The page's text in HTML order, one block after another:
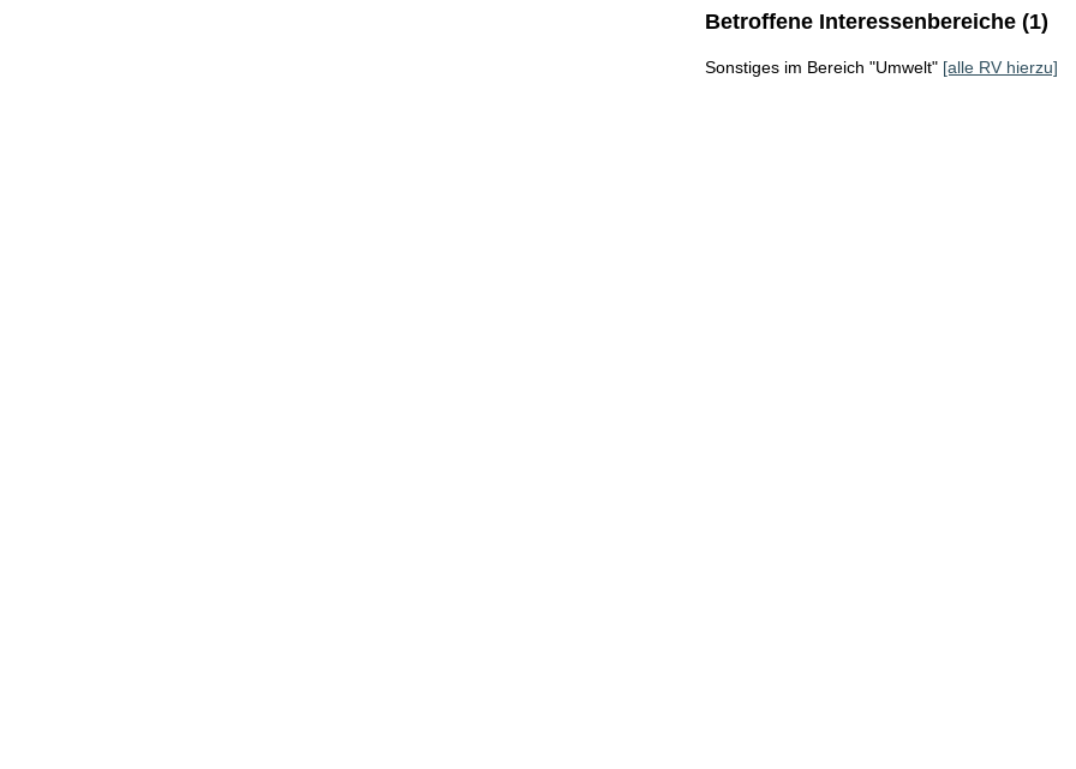
Betroffene Interessenbereiche (1)
Sonstiges im Bereich "Umwelt" [alle RV hierzu]